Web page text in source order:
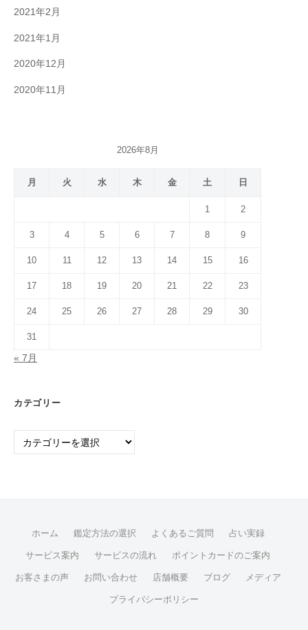
2021年2月
2021年1月
2020年12月
2020年11月
2026年8月
月 火 水 木 金 土 日
1 2
3 4 5 6 7 8 9
10 11 12 13 14 15 16
17 18 19 20 21 22 23
24 25 26 27 28 29 30
31
« 7月
カテゴリー
カ
ホーム 鑑定方法の選択 よくあるご質問 占い実録
サービス案内 サービスの流れ ポイントカードのご案内
お客さまの声 お問い合わせ 店舗概要 ブログ メディア
プライバシーポリシー